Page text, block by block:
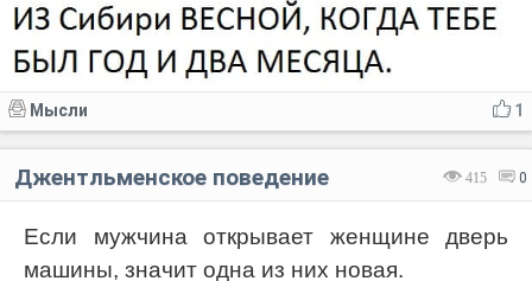
1
Мысли
415 0
Джентльменское поведение
Если мужчина открывает женщине дверь
машины, значит одна из них новая.